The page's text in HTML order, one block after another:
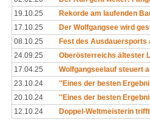
19.10.25
Rekorde am laufenden
17.10.25
Der Wolfgangsee wird
08.10.25
Fest des Ausdauersports
24.09.25
Oberösterreichs ältester
17.04.25
Wolfgangseelauf steuert
23.10.24
''Eines der besten
20.10.24
''Eines der besten
12.10.24
Doppel-Weltmeisterin